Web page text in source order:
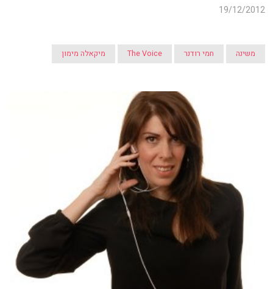
19/12/2012
משינה חמי רודנר The Voice מיקאלה מימון